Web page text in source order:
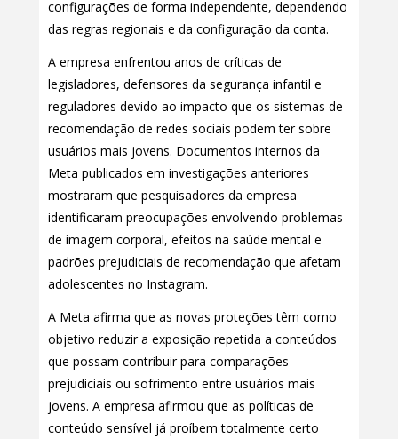
configurações de forma independente, dependendo
das regras regionais e da configuração da conta.
A empresa enfrentou anos de críticas de
legisladores, defensores da segurança infantil e
reguladores devido ao impacto que os sistemas de
recomendação de redes sociais podem ter sobre
usuários mais jovens. Documentos internos da
Meta publicados em investigações anteriores
mostraram que pesquisadores da empresa
identificaram preocupações envolvendo problemas
de imagem corporal, efeitos na saúde mental e
padrões prejudiciais de recomendação que afetam
adolescentes no Instagram.
A Meta afirma que as novas proteções têm como
objetivo reduzir a exposição repetida a conteúdos
que possam contribuir para comparações
prejudiciais ou sofrimento entre usuários mais
jovens. A empresa afirmou que as políticas de
conteúdo sensível já proíbem totalmente certo